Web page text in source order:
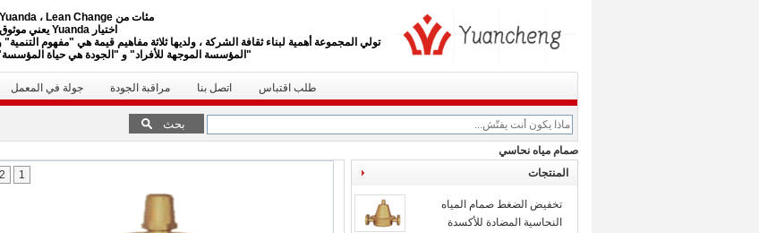
مئات من Yuanda ، Lean Change.
اختيار Yuanda يعني موثوق.
تولي المجموعة أهمية لبناء ثقافة الشركة ، ولديها ثلاثة مفاهيم قيمة هي "مفهوم التنمية"
"المؤسسة الموجهة للأفراد" و "الجودة هي حياة
جولة في المعمل مراقبة الجودة اتصل بنا طلب اقتباس
بحث
صمام مياه نحاسي
1
2 المنتجات
تخفيض الضغط صمام المياه
النحاسية المضادة للأكسدة